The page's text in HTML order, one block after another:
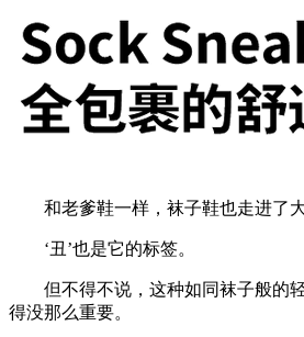
和老爹鞋一样，袜子鞋也走进了大
‘丑’也是它的标签。
但不得不说，这种如同袜子般的轻
得没那么重要。